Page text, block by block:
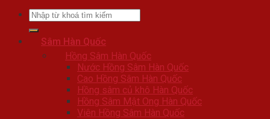
Tìm
kiếm:
Sâm Hàn Quốc
Hồng Sâm Hàn Quốc
Nước Hồng Sâm Hàn Quốc
Cao Hồng Sâm Hàn Quốc
Hồng sâm củ khô Hàn Quốc
Hồng Sâm Mật Ong Hàn Quốc
Viên Hồng Sâm Hàn Quốc